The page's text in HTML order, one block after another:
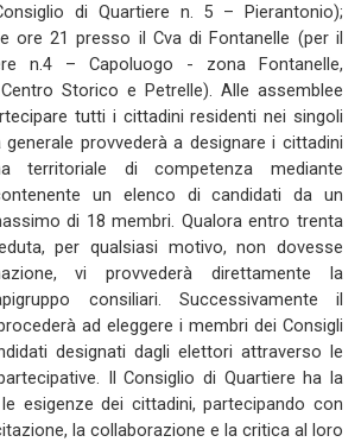
di Quartiere n. 5 – Pierantonio);
ore 21 presso il Cva di Fontanelle (per il
n.4 – Capoluogo - zona Fontanelle,
Storico e Petrelle). Alle assemblee
tutti i cittadini residenti nei singoli
provvederà a designare i cittadini
territoriale di competenza mediante
un elenco di candidati da un
di 18 membri. Qualora entro trenta
per qualsiasi motivo, non dovesse
vi provvederà direttamente la
consiliari. Successivamente il
ad eleggere i membri dei Consigli
designati dagli elettori attraverso le
Il Consiglio di Quartiere ha la
esigenze dei cittadini, partecipando con
la collaborazione e la critica al loro